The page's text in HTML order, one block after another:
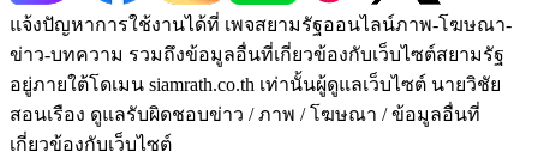
แจ้งปัญหาการใช้งานได้ที่ เพจสยามรัฐออนไลน์ภาพ-โฆษณา-
ข่าว-บทความ รวมถึงข้อมูลอื่นที่เกี่ยวข้องกับเว็บไซต์สยามรัฐ
อยู่ภายใต้โดเมน siamrath.co.th เท่านั้นผู้ดูแลเว็บไซต์ นายวิชัย
สอนเรือง ดูแลรับผิดชอบข่าว / ภาพ / โฆษณา / ข้อมูลอื่นที่
เกี่ยวข้องกับเว็บไซต์